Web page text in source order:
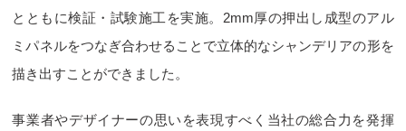
とともに検証・試験施工を実施。2mm厚の押出し成型のアル
ミパネルをつなぎ合わせることで立体的なシャンデリアの形を
描き出すことができました。
事業者やデザイナーの思いを表現すべく当社の総合力を発揮